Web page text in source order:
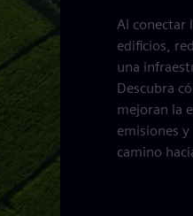
Al conectar
edificios,
una
Descubra
mejoran la
emisiones
camino